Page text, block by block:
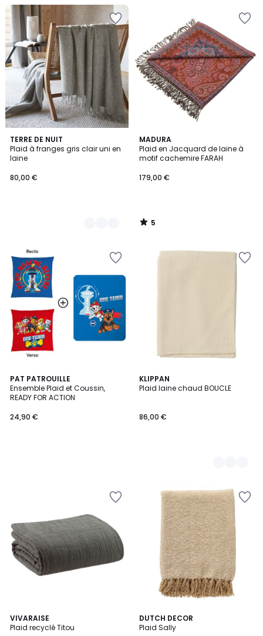
TERRE DE NUIT
Plaid à franges gris clair uni en
laine
80,00 €
2
Couleurs
MADURA
Plaid en Jacquard de laine à
motif cachemire FARAH
179,00 €
5
/
5
5
/
PAT PATROUILLE
Ensemble Plaid et Coussin,
READY FOR ACTION
24,90 €
KLIPPAN
Plaid laine chaud BOUCLE
86,00 €
3
Couleurs
VIVARAISE
Plaid recyclé Titou
8
Couleurs
DUTCH DECOR
Plaid Sally
5
Couleurs